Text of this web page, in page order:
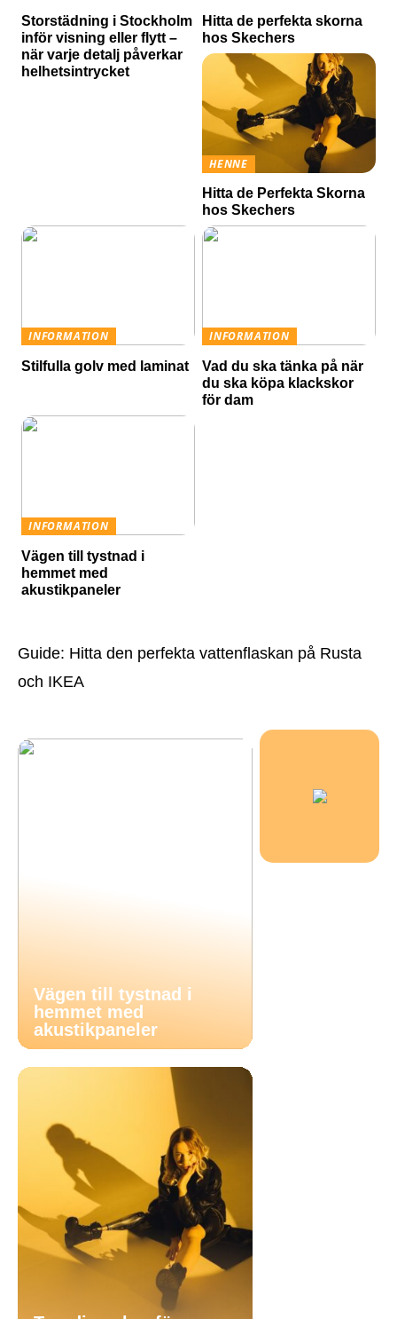
Storstädning i Stockholm
inför visning eller flytt –
när varje detalj påverkar
helhetsintrycket
Hitta de perfekta skorna
hos Skechers
HENNE
Hitta de Perfekta Skorna
hos Skechers
INFORMATION
Stilfulla golv med laminat
INFORMATION
Vad du ska tänka på när
du ska köpa klackskor
för dam
INFORMATION
Vägen till tystnad i
hemmet med
akustikpaneler
Guide: Hitta den perfekta vattenflaskan på Rusta
och IKEA
Vägen till tystnad i
hemmet med
akustikpaneler